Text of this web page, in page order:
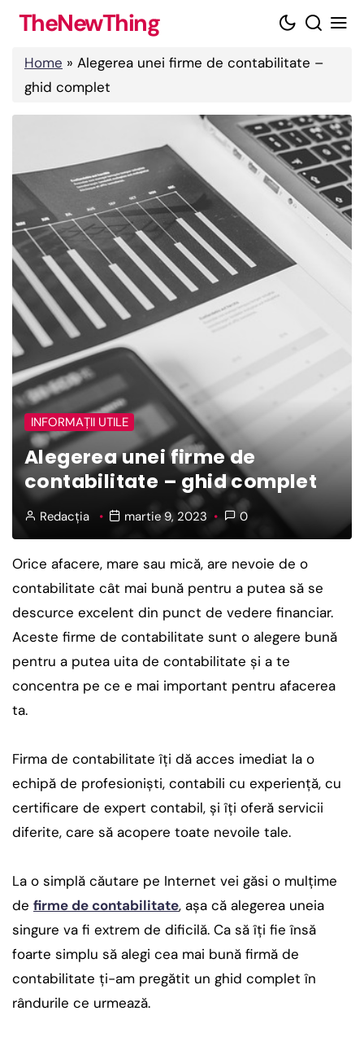
Skip
content
TheNewThing
Home » Alegerea unei firme de contabilitate –
ghid complet
INFORMAȚII UTILE
Alegerea unei firme de
contabilitate – ghid complet
Redacția martie 9, 2023 0
Orice afacere, mare sau mică, are nevoie de o
contabilitate cât mai bună pentru a putea să se
descurce excelent din punct de vedere financiar.
Aceste firme de contabilitate sunt o alegere bună
pentru a putea uita de contabilitate şi a te
concentra pe ce e mai important pentru afacerea
ta.
Firma de contabilitate îţi dă acces imediat la o
echipă de profesionişti, contabili cu experienţă, cu
certificare de expert contabil, şi îţi oferă servicii
diferite, care să acopere toate nevoile tale.
La o simplă căutare pe Internet vei găsi o mulţime
de firme de contabilitate, aşa că alegerea uneia
singure va fi extrem de dificilă. Ca să îţi fie însă
foarte simplu să alegi cea mai bună firmă de
contabilitate ţi-am pregătit un ghid complet în
rândurile ce urmează.